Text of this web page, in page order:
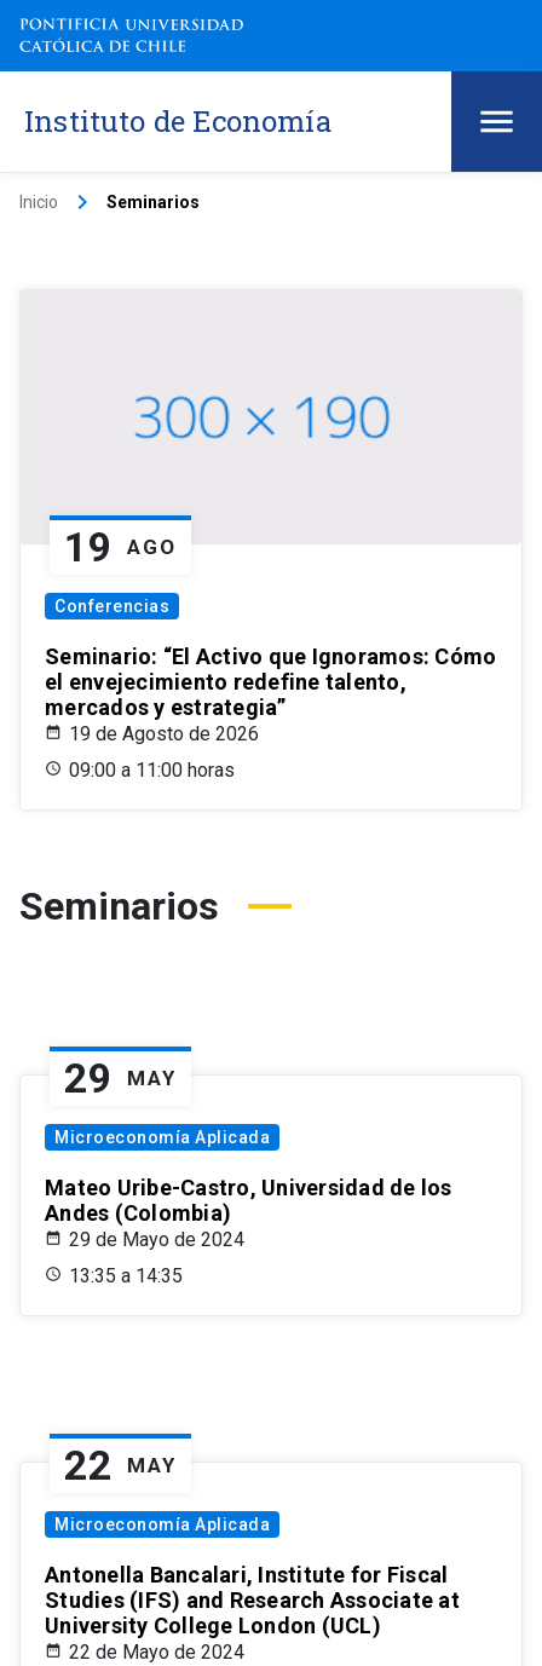
Instituto de Economía
Inicio keyboard_arrow_right Seminarios
19 AGO
Conferencias
Seminario: “El Activo que Ignoramos: Cómo
el envejecimiento redefine talento,
mercados y estrategia”
19 de Agosto de 2026
09:00 a 11:00 horas
Seminarios
29 MAY
Microeconomía Aplicada
Mateo Uribe-Castro, Universidad de los
Andes (Colombia)
29 de Mayo de 2024
13:35 a 14:35
22 MAY
Microeconomía Aplicada
Antonella Bancalari, Institute for Fiscal
Studies (IFS) and Research Associate at
University College London (UCL)
22 de Mayo de 2024